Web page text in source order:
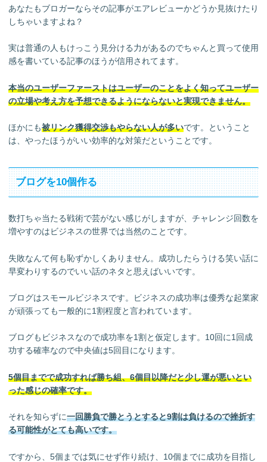
あなたもブロガーならその記事がエアレビューかどうか見抜けたり
しちゃいますよね？
実は普通の人もけっこう見分ける力があるのでちゃんと買って使用
感を書いている記事のほうが信用されてます。
本当のユーザーファーストはユーザーのことをよく知ってユーザー
の立場や考え方を予想できるようにならないと実現できません。
ほかにも被リンク獲得交渉もやらない人が多いです。ということ
は、やったほうがいい効率的な対策だということです。
ブログを10個作る
数打ちゃ当たる戦術で芸がない感じがしますが、チャレンジ回数を
増やすのはビジネスの世界では当然のことです。
失敗なんて何も恥ずかしくありません。成功したらうける笑い話に
早変わりするのでいい話のネタと思えばいいです。
ブログはスモールビジネスです。ビジネスの成功率は優秀な起業家
が頑張っても一般的に1割程度と言われています。
ブログもビジネスなので成功率を1割と仮定します。10回に1回成
功する確率なので中央値は5回目になります。
5個目までで成功すれば勝ち組、6個目以降だと少し運が悪いとい
った感じの確率です。
それを知らずに一回勝負で勝とうとすると9割は負けるので挫折す
る可能性がとても高いです。
ですから、5個までは気にせず作り続け、10個までに成功を目指し